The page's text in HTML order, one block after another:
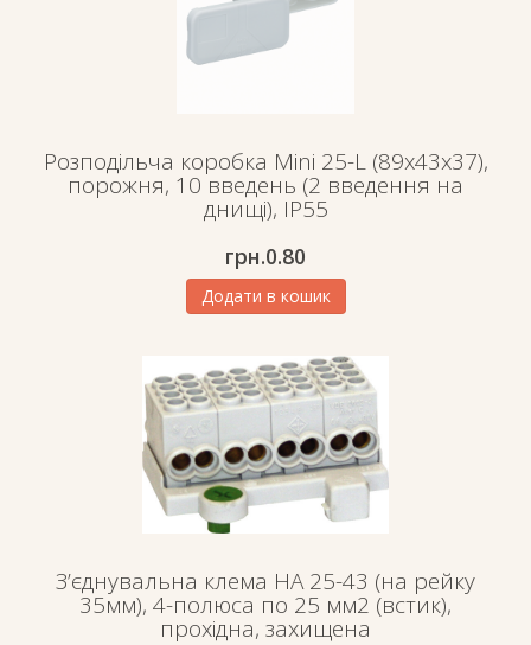
Розподільча коробка Mini 25-L (89х43х37),
порожня, 10 введень (2 введення на
днищі), IP55
грн.0.80
Додати в кошик
З’єднувальна клема HA 25-43 (на рейку
35мм), 4-полюса по 25 мм2 (встик),
прохідна, захищена